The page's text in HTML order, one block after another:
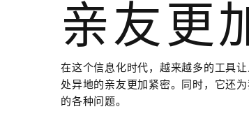
亲友更
在这个信息化时代，越来越多的工具
处异地的亲友更加紧密。同时，它还
的各种问题。